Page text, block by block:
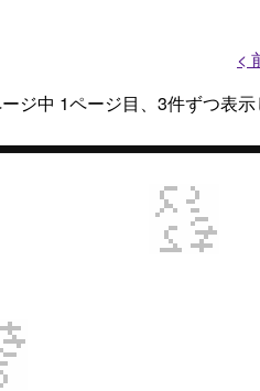
<
ジ中 1ページ目、3件ずつ表